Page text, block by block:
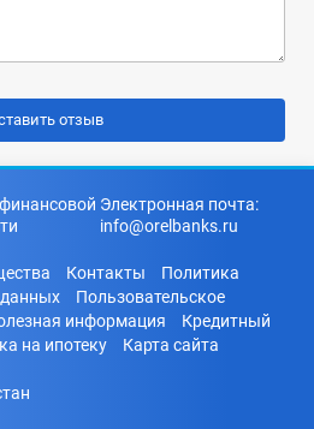
Электронная почта:
info@orelbanks.ru
Контакты
Политика
Пользовательское
информация
Кредитный
на ипотеку Карта сайта